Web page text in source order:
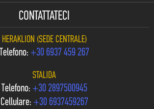
CONTATTATECI
HERAKLION (SEDE CENTRALE)
Telefono: +30 6937 459 267
STALIDA
Telefono: +30 2897500945
Cellulare: +30 6937459267